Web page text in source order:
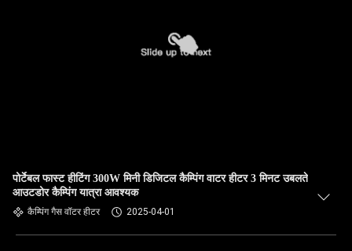
पोर्टेबल फास्ट हीटिंग 300W मिनी डिजिटल कैम्पिंग वाटर हीटर 3 मिनट उबलते
आउटडोर कैम्पिंग यात्रा आवश्यक
कैम्पिंग गैस वॉटर हीटर 2025-04-01